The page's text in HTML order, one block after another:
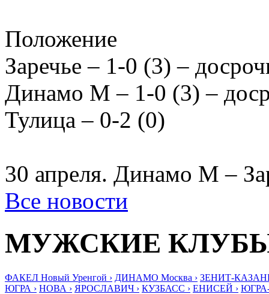
Положение
Заречье – 1-0 (3) –
Динамо М – 1-0 (3) –
Тулица – 0-2 (0)
30 апреля. Динамо М –
Все новости
МУЖСКИЕ
ФАКЕЛ Новый Уренгой › ДИНАМО Москва › ЗЕНИТ-
ЮГРА › НОВА › ЯРОСЛАВИЧ › КУЗБАСС › ЕНИСЕЙ ›